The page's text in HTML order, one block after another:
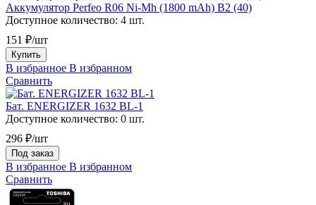
Аккумулятор Perfeo R06 Ni-Mh (1800 mAh) B2 (40)
Доступное количество: 4 шт.
151 ₽/шт
Купить
В избранное В избранном
Сравнить
Бат. ENERGIZER 1632 BL-1
Доступное количество: 0 шт.
296 ₽/шт
Под заказ
В избранное В избранном
Сравнить